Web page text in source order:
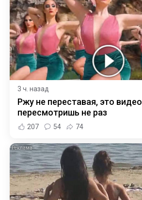
3 ч. назад
Ржу не переставая, это видео
пересмотришь не раз
207 54 74